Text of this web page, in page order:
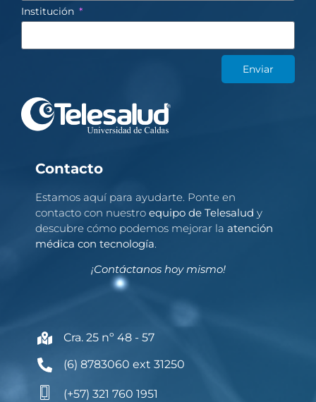
Institución
Enviar
Contacto
Estamos aquí para ayudarte. Ponte en
contacto con nuestro equipo de Telesalud y
descubre cómo podemos mejorar la atención
médica con tecnología.
¡Contáctanos hoy mismo!
Cra. 25 nº 48 - 57
(6) 8783060 ext 31250
(+57) 321 760 1951